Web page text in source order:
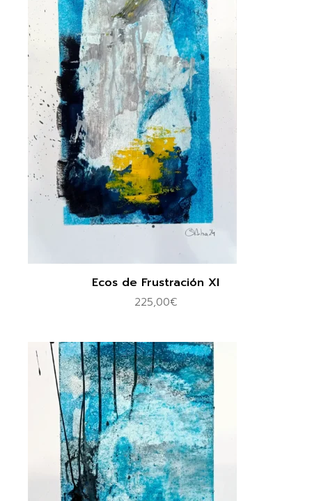
Ecos de Frustración XI
225,00€